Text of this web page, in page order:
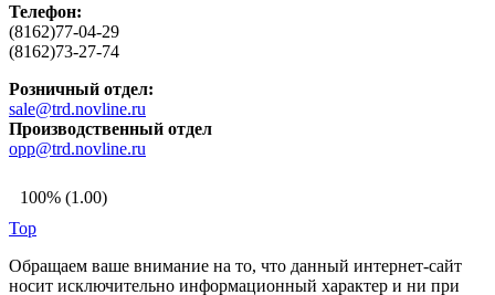
Телефон:
(8162)77-04-29
(8162)73-27-74
Розничный отдел:
sale@trd.novline.ru
Производственный отдел
opp@trd.novline.ru
100% (1.00)
Top
Обращаем ваше внимание на то, что данный интернет-сайт
носит исключительно информационный характер и ни при